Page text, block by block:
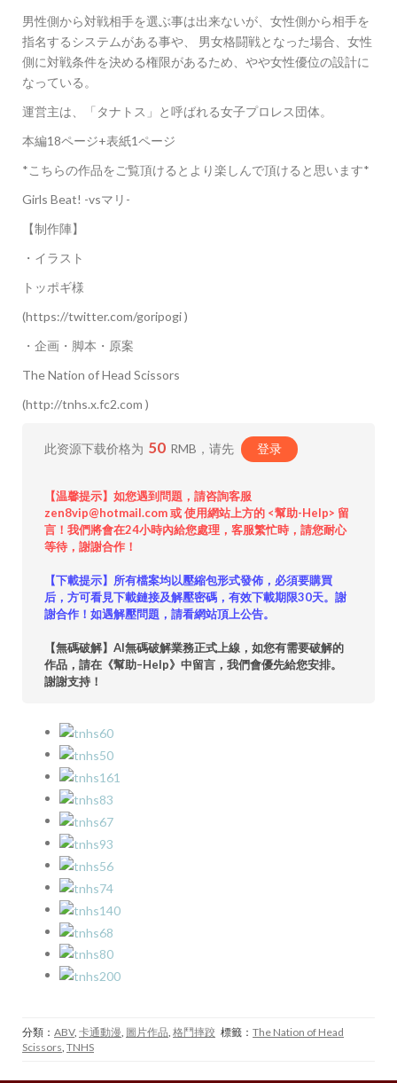
男性側から対戦相手を選ぶ事は出来ないが、女性側から相手を
指名するシステムがある事や、 男女格闘戦となった場合、女性
側に対戦条件を決める権限があるため、やや女性優位の設計に
なっている。
運営主は、「タナトス」と呼ばれる女子プロレス団体。
本編18ページ+表紙1ページ
*こちらの作品をご覧頂けるとより楽しんで頂けると思います*
Girls Beat! -vsマリ-
【制作陣】
・イラスト
トッポギ様
(https://twitter.com/goripogi )
・企画・脚本・原案
The Nation of Head Scissors
(http://tnhs.x.fc2.com )
此资源下载价格为 50 RMB，请先 登录
【温馨提示】如您遇到問題，請咨詢客服
zen8vip@hotmail.com 或 使用網站上方的 <幫助-Help> 留
言！我們將會在24小時內給您處理，客服繁忙時，請您耐心
等待，謝謝合作！
【下載提示】所有檔案均以壓縮包形式發佈，必須要購買
后，方可看見下載鏈接及解壓密碼，有效下載期限30天。謝
謝合作！如遇解壓問題，請看網站頂上公告。
【無碼破解】AI無碼破解業務正式上線，如您有需要破解的
作品，請在《幫助–Help》中留言，我們會優先給您安排。
謝謝支持！
分類： ABV, 卡通動漫, 圖片作品, 格鬥摔跤 標籤： The Nation of Head
Scissors, TNHS